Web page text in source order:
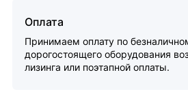
Оплата
Принимаем оплату по
дорогостоящего оборудования
лизинга или поэтапной оплаты.